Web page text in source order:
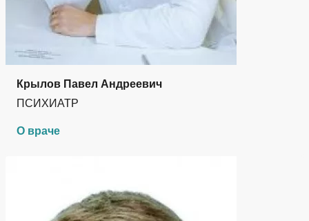
Крылов Павел Андреевич
ПСИХИАТР
О враче